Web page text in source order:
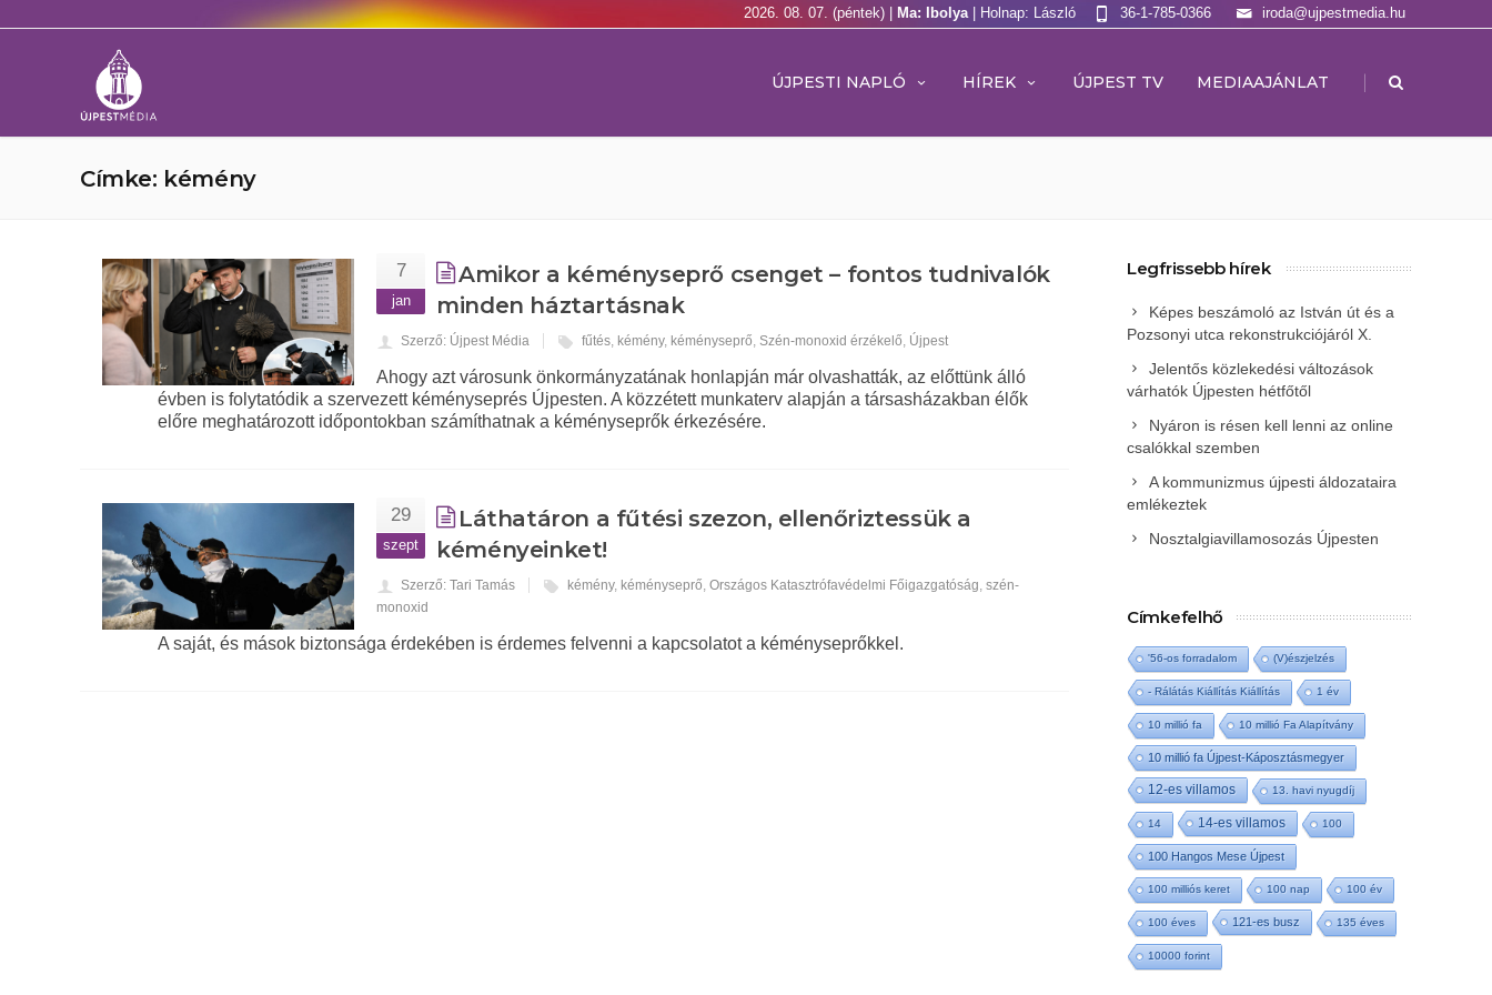
2026. 08. 07. (péntek) | Ma: Ibolya | Holnap: László iroda@ujpestmedia.hu
36-1-785-0366
ÚJPESTI NAPLÓ HÍREK ÚJPEST TV MEDIAAJÁNLAT |
Címke: kémény
7
jan
Amikor a kéményseprő csenget – fontos tudnivalók
minden háztartásnak
Szerző: Újpest Média fűtés, kémény, kéményseprő, Szén-monoxid érzékelő, Újpest
Ahogy azt városunk önkormányzatának honlapján már olvashatták, az előttünk álló
évben is folytatódik a szervezett kéményseprés Újpesten. A közzétett munkaterv alapján a társasházakban élők
előre meghatározott időpontokban számíthatnak a kéményseprők érkezésére.
29
szept
Láthatáron a fűtési szezon, ellenőriztessük a
kéményeinket!
Szerző: Tari Tamás kémény, kéményseprő,Országos Katasztrófavédelmi Főigazgatóság,szén-
monoxid
A saját, és mások biztonsága érdekében is érdemes felvenni a kapcsolatot a kéményseprőkkel.
Legfrissebb hírek
Képes beszámoló az István út és a
Pozsonyi utca rekonstrukciójáról X.
Jelentős közlekedési változások
várhatók Újpesten hétfőtől
Nyáron is résen kell lenni az online
csalókkal szemben
A kommunizmus újpesti áldozataira
emlékeztek
Nosztalgiavillamosozás Újpesten
Címkefelhő
'56-os forradalom (V)észjelzés
- Rálátás Kiállítás Kiállítás 1 év
10 millió fa 10 millió Fa Alapítvány
10 millió fa Újpest-Káposztásmegyer
12-es villamos 13. havi nyugdíj
14 14-es villamos 100
100 Hangos Mese Újpest
100 milliós keret 100 nap 100 év
100 éves 121-es busz 135 éves
10000 forint